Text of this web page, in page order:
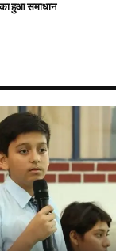
हुआ समाधान